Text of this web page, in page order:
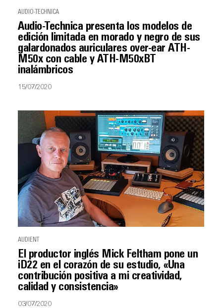
AUDIO-TECHNICA
Audio-Technica presenta los modelos de
edición limitada en morado y negro de sus
galardonados auriculares over-ear ATH-
M50x con cable y ATH-M50xBT
inalámbricos
15/07/2020
AUDIENT
El productor inglés Mick Feltham pone un
iD22 en el corazón de su estudio, «Una
contribución positiva a mi creatividad,
calidad y consistencia»
03/07/2020